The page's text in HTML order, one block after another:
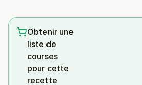
Obtenir une
liste de
courses
pour cette
recette